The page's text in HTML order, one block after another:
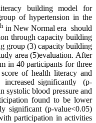
building model for
of hypertension in the
in New Normal era should
through capacity building
group (3) capacity building
area (5)evaluation. After
in 40 participants for three
of health literacy and
increased significantly (p-
systolic blood pressure and
found to be lower
significant (p-value<0.05)
participation in activities